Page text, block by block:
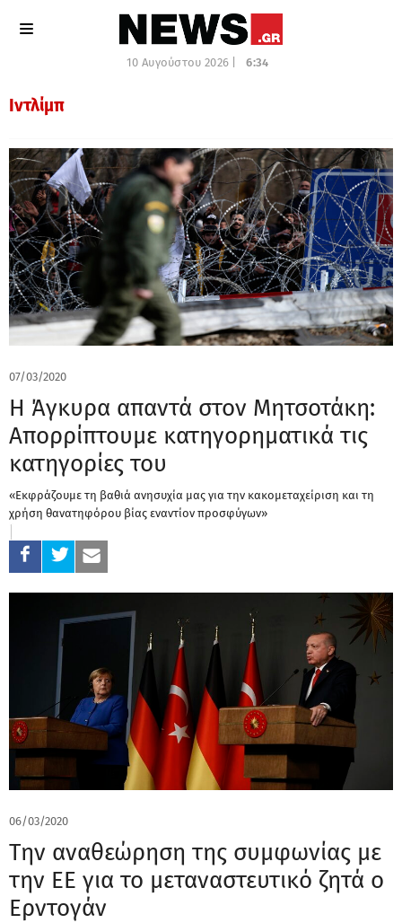
10 Αυγούστου 2026 | 6:34
Ιντλίμπ
07/03/2020
Η Άγκυρα απαντά στον Μητσοτάκη:
Απορρίπτουμε κατηγορηματικά τις
κατηγορίες του
«Εκφράζουμε τη βαθιά ανησυχία μας για την κακομεταχείριση και τη
χρήση θανατηφόρου βίας εναντίον προσφύγων»
06/03/2020
Tην αναθεώρηση της συμφωνίας με
την ΕΕ για το μεταναστευτικό ζητά ο
Ερντογάν